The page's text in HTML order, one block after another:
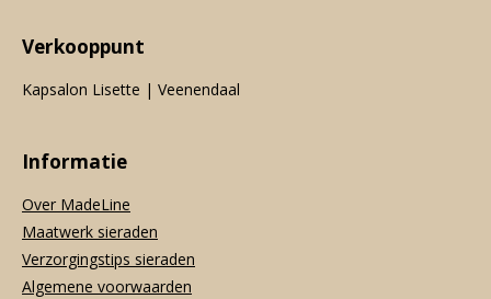
Verkooppunt
Kapsalon Lisette | Veenendaal
Informatie
Over MadeLine
Maatwerk sieraden
Verzorgingstips sieraden
Algemene voorwaarden